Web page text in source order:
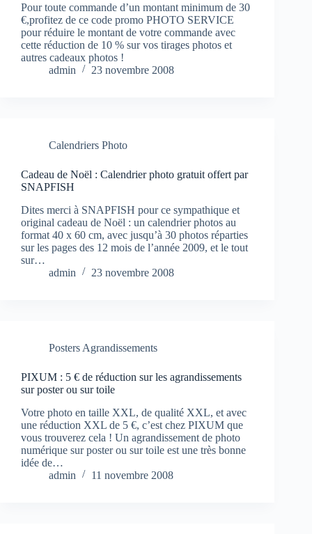
Pour toute commande d’un montant minimum de 30
€,profitez de ce code promo PHOTO SERVICE
pour réduire le montant de votre commande avec
cette réduction de 10 % sur vos tirages photos et
autres cadeaux photos !
admin
23 novembre 2008
Calendriers Photo
Cadeau de Noël : Calendrier photo gratuit offert par
SNAPFISH
Dites merci à SNAPFISH pour ce sympathique et
original cadeau de Noël : un calendrier photos au
format 40 x 60 cm, avec jusqu’à 30 photos réparties
sur les pages des 12 mois de l’année 2009, et le tout
sur…
admin
23 novembre 2008
Posters Agrandissements
PIXUM : 5 € de réduction sur les agrandissements
sur poster ou sur toile
Votre photo en taille XXL, de qualité XXL, et avec
une réduction XXL de 5 €, c’est chez PIXUM que
vous trouverez cela ! Un agrandissement de photo
numérique sur poster ou sur toile est une très bonne
idée de…
admin
11 novembre 2008